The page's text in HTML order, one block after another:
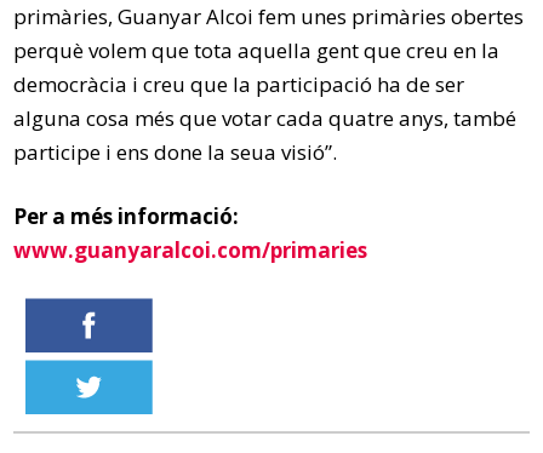
primàries, Guanyar Alcoi fem unes primàries obertes
perquè volem que tota aquella gent que creu en la
democràcia i creu que la participació ha de ser
alguna cosa més que votar cada quatre anys, també
participe i ens done la seua visió”.
Per a més informació:
www.guanyaralcoi.com/primaries